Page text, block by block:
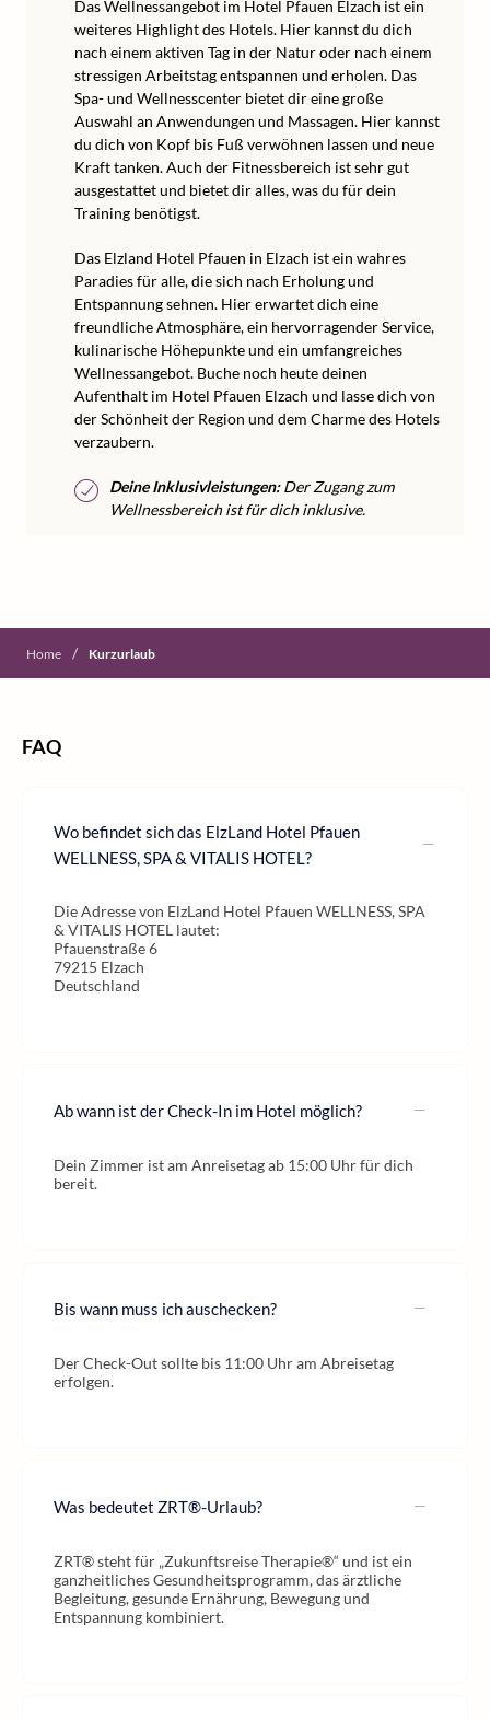
Das Wellnessangebot im Hotel Pfauen Elzach ist ein
weiteres Highlight des Hotels. Hier kannst du dich
nach einem aktiven Tag in der Natur oder nach einem
stressigen Arbeitstag entspannen und erholen. Das
Spa- und Wellnesscenter bietet dir eine große
Auswahl an Anwendungen und Massagen. Hier kannst
du dich von Kopf bis Fuß verwöhnen lassen und neue
Kraft tanken. Auch der Fitnessbereich ist sehr gut
ausgestattet und bietet dir alles, was du für dein
Training benötigst.
Das Elzland Hotel Pfauen in Elzach ist ein wahres
Paradies für alle, die sich nach Erholung und
Entspannung sehnen. Hier erwartet dich eine
freundliche Atmosphäre, ein hervorragender Service,
kulinarische Höhepunkte und ein umfangreiches
Wellnessangebot. Buche noch heute deinen
Aufenthalt im Hotel Pfauen Elzach und lasse dich von
der Schönheit der Region und dem Charme des Hotels
verzaubern.
Deine Inklusivleistungen:Der Zugang zum
Wellnessbereich ist für dich inklusive.
Home / Kurzurlaub
FAQ
Wo befindet sich das ElzLand Hotel Pfauen
WELLNESS, SPA & VITALIS HOTEL?
Die Adresse von ElzLand Hotel Pfauen WELLNESS, SPA
& VITALIS HOTEL lautet:
Pfauenstraße 6
79215 Elzach
Deutschland
Ab wann ist der Check-In im Hotel möglich?
Dein Zimmer ist am Anreisetag ab 15:00 Uhr für dich
bereit.
Bis wann muss ich auschecken?
Der Check-Out sollte bis 11:00 Uhr am Abreisetag
erfolgen.
Was bedeutet ZRT®-Urlaub?
ZRT® steht für „Zukunftsreise Therapie®“ und ist ein
ganzheitliches Gesundheitsprogramm, das ärztliche
Begleitung, gesunde Ernährung, Bewegung und
Entspannung kombiniert.